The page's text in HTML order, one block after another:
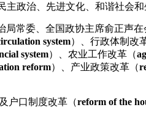
政治、先进文化、和谐社会和
局常委、全国政协主席俞正声
system）、行政体制改
system）、农业工作改革（
reform）、产业政策改革（
户口制度改革（reform of the